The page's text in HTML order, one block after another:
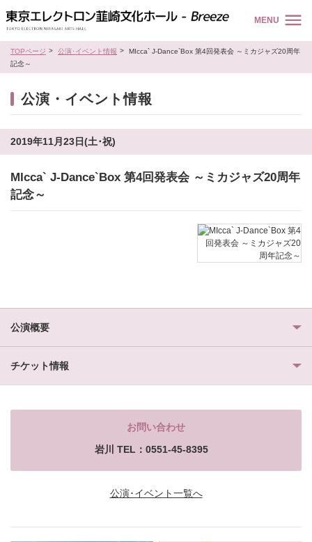
MENU
TOPページ 公演･イベント情報
MIcca` J-Dance`Box 第4回発表会 ～ミカジャズ20周年
記念～
公演・イベント情報
2019年11月23日(土･祝)
MIcca` J-Dance`Box 第4回発表会 ～ミカジャズ20周年
記念～
公演概要
チケット情報
お問い合わせ
岩川 TEL：0551-45-8395
公演･イベント一覧へ